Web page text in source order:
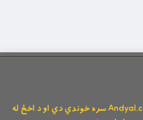
د وېبپاڼې ټولې توکیزې او مانیزې رښتې له Andyal.com سره خوندي دي او د اخځ له